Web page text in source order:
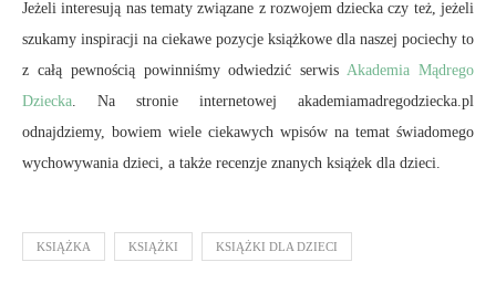
Jeżeli interesują nas tematy związane z rozwojem dziecka czy też, jeżeli
szukamy inspiracji na ciekawe pozycje książkowe dla naszej pociechy to
z całą pewnością powinniśmy odwiedzić serwis Akademia Mądrego
Dziecka . Na stronie internetowej akademiamadregodziecka.pl
odnajdziemy, bowiem wiele ciekawych wpisów na temat świadomego
wychowywania dzieci, a także recenzje znanych książek dla dzieci.
KSIĄŻKA KSIĄŻKI KSIĄŻKI DLA DZIECI